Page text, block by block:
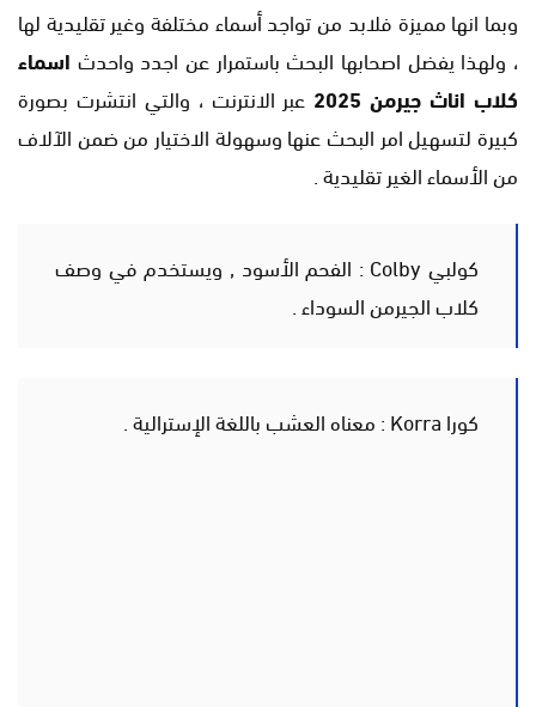
وبما انها مميزة فلابد من تواجد أسماء مختلفة وغير تقليدية لها
، ولهذا يفضل اصحابها البحث باستمرار عن اجدد واحدث اسماء
كلاب اناث جيرمن 2025
عبر الانترنت ، والتي انتشرت بصورة
كبيرة لتسهيل امر البحث عنها وسهولة الاختيار من ضمن الآلاف
من الأسماء الغير تقليدية .
كولبي Colby : الفحم الأسود , ويستخدم في وصف
كلاب الجيرمن السوداء .
كورا Korra : معناه العشب باللغة الإسترالية .